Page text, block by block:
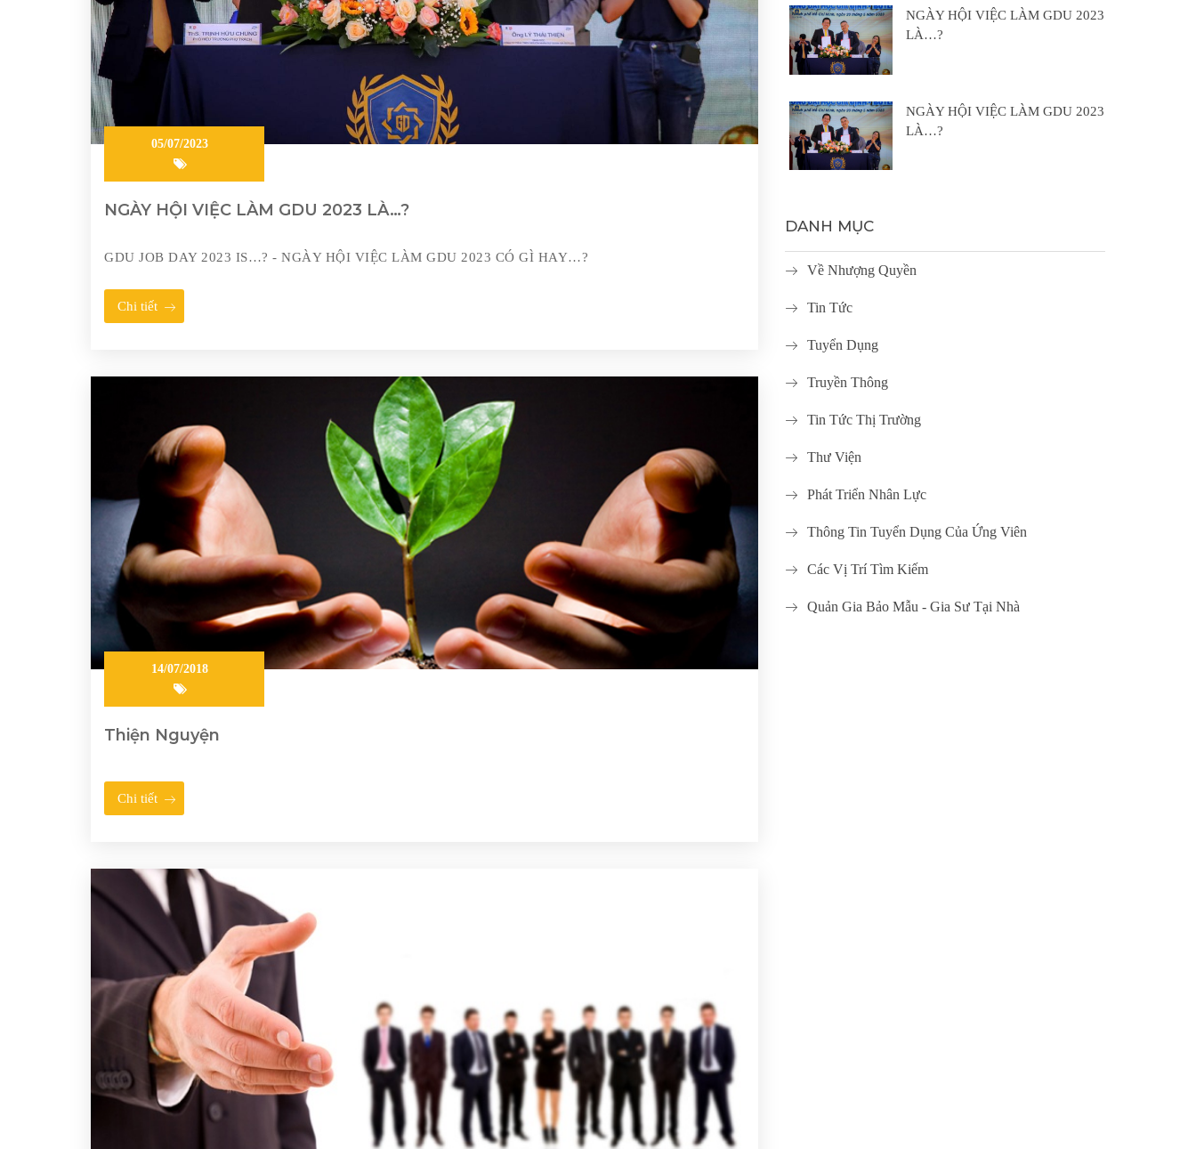
05/07/2023
NGÀY HỘI VIỆC LÀM GDU 2023 LÀ…?
GDU JOB DAY 2023 IS…? - NGÀY HỘI VIỆC LÀM GDU 2023 CÓ GÌ HAY…?
Chi tiết
14/07/2018
Thiện Nguyện
Chi tiết
NGÀY HỘI VIỆC LÀM GDU 2023
LÀ…?
NGÀY HỘI VIỆC LÀM GDU 2023
LÀ…?
DANH MỤC
Về Nhượng Quyền
Tin Tức
Tuyển Dụng
Truyền Thông
Tin Tức Thị Trường
Thư Viện
Phát Triển Nhân Lực
Thông Tin Tuyển Dụng Của Ứng Viên
Các Vị Trí Tìm Kiếm
Quản Gia Bảo Mẫu - Gia Sư Tại Nhà